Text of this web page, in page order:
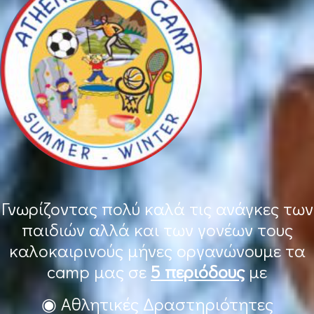
Γνωρίζοντας πολύ καλά τις ανάγκες των
παιδιών αλλά και των γονέων τους
καλοκαιρινούς μήνες οργανώνουμε τα
camp μας σε 5 περιόδουςμε
◉ Αθλητικές Δραστηριότητες